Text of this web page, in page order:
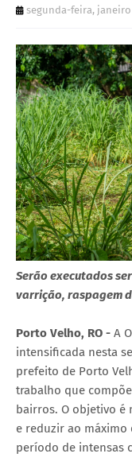
segunda-feira, janeiro
Serão executados
varrição, raspagem
Porto Velho, RO - A
intensificada nesta
prefeito de Porto
trabalho que
bairros. O objetivo é
e reduzir ao máximo
período de intensas